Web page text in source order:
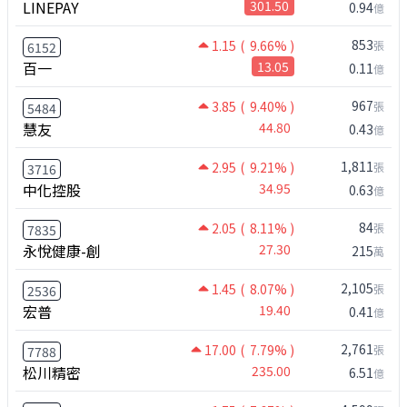
LINEPAY 301.50 0.94億
6152 1.15 ( 9.66% )
百一 13.05
853張
0.11億
5484 3.85 ( 9.40% )
慧友 44.80
967張
0.43億
3716 2.95 ( 9.21% )
中化控股 34.95
1,811張
0.63億
7835 2.05 ( 8.11% )
永悅健康-創 27.30
84張
215萬
2536 1.45 ( 8.07% )
宏普 19.40
2,105張
0.41億
7788 17.00 ( 7.79% )
松川精密 235.00
2,761張
6.51億